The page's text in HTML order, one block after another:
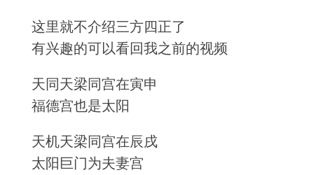
这里就不介绍三方四正了
有兴趣的可以看回我之前的视频
天同天梁同宫在寅申
福德宫也是太阳
天机天梁同宫在辰戌
太阳巨门为夫妻宫